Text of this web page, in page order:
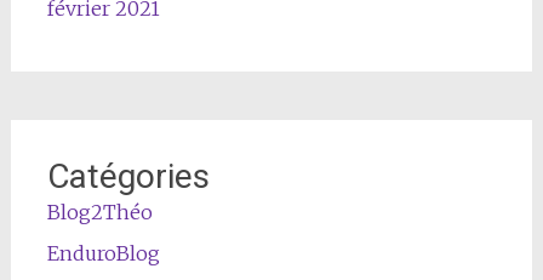
février 2021
Catégories
Blog2Théo
EnduroBlog